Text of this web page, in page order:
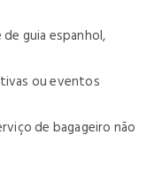
guia espanhol,
ou eventos
de bagageiro não